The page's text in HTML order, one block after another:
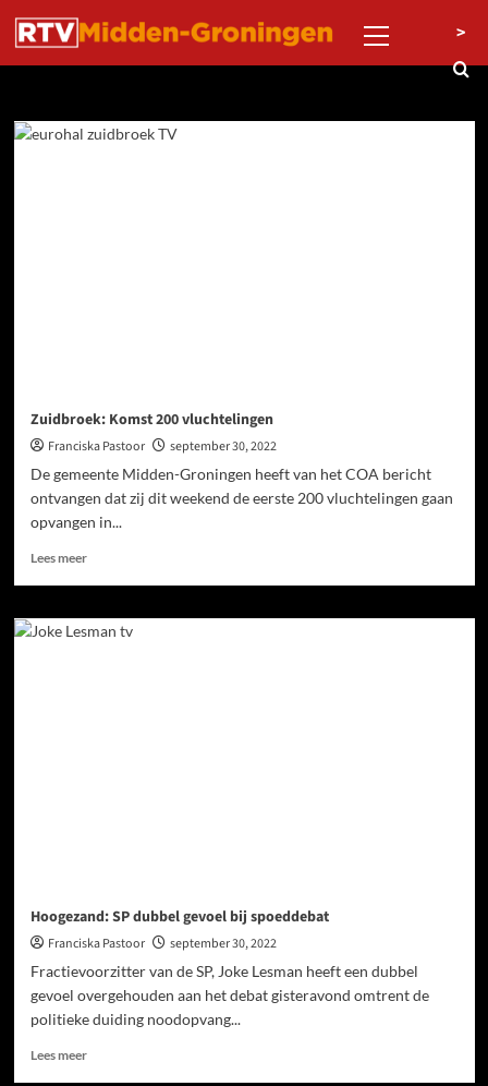
naar
menu
>
Zuidbroek: Komst 200 vluchtelingen
Franciska Pastoor
september 30, 2022
De gemeente Midden-Groningen heeft van het COA bericht
ontvangen dat zij dit weekend de eerste 200 vluchtelingen gaan
opvangen in...
Lees meer
Hoogezand: SP dubbel gevoel bij spoeddebat
Franciska Pastoor
september 30, 2022
Fractievoorzitter van de SP, Joke Lesman heeft een dubbel
gevoel overgehouden aan het debat gisteravond omtrent de
politieke duiding noodopvang...
Lees meer